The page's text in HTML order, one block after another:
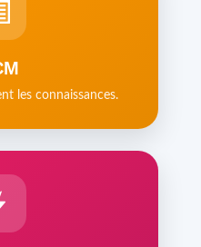
les connaissances.